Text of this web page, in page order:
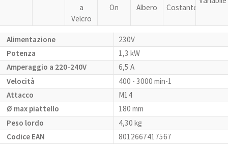
a
Velcro
On
Albero
Costante
Alimentazione
230V
Potenza
1,3 kW
Amperaggio a 220-240V
6,5 A
Velocità
400 - 3000 min-1
Attacco
M14
Ø max piattello
180 mm
Peso lordo
4,30 kg
Codice EAN
8012667417567